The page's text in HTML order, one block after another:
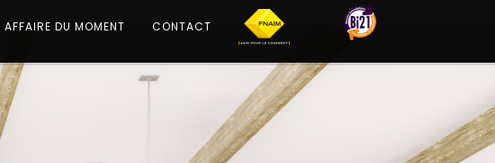
AFFAIRE DU MOMENT CONTACT